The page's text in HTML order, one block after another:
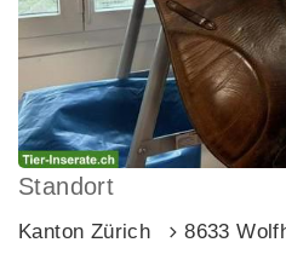
Standort
Kanton Zürich 8633